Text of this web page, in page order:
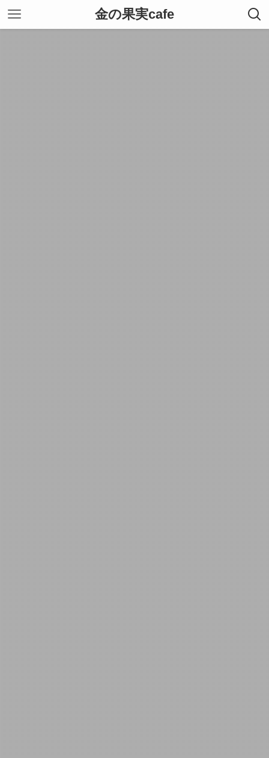
金の果実cafe